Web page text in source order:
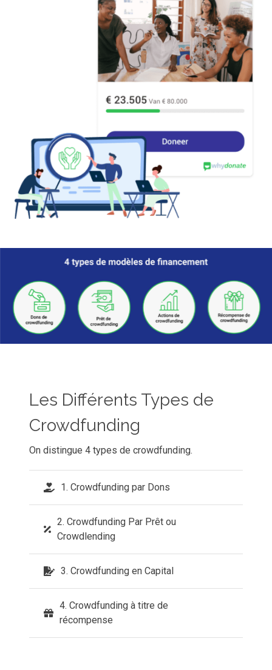
Les Différents Types de
Crowdfunding
On distingue 4 types de crowdfunding.
1. Crowdfunding par Dons
2. Crowdfunding Par Prêt ou
Crowdlending
3. Crowdfunding en Capital
4. Crowdfunding à titre de
récompense